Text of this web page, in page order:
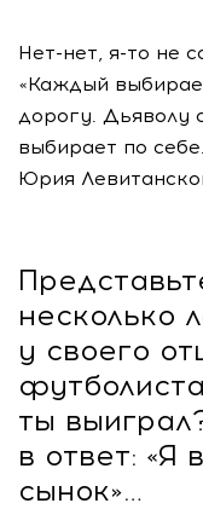
Нет-нет, я-то не
«Каждый
дорогу. Дьяволу
выбирает по
Юрия
несколько
у своего
ты
в ответ: «Я
сынок»…